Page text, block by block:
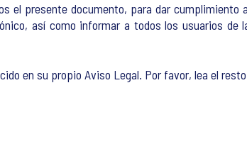
el presente documento, para dar
así como informar a todos los usuarios de
en su propio Aviso Legal. Por favor, lea el